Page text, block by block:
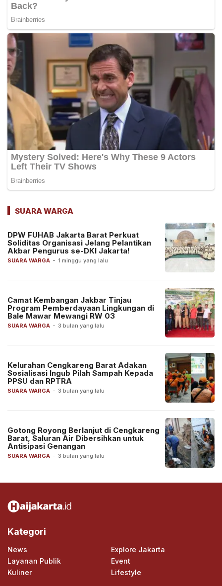
SUARA WARGA
SUARA WARGA - 1 minggu yang lalu
DPW FUHAB Jakarta Barat Perkuat
Soliditas Organisasi Jelang Pelantikan
Akbar Pengurus se-DKI Jakarta!
SUARA WARGA - 3 bulan yang lalu
Camat Kembangan Jakbar Tinjau
Program Pemberdayaan Lingkungan di
Bale Mawar Mewangi RW 03
SUARA WARGA - 3 bulan yang lalu
Kelurahan Cengkareng Barat Adakan
Sosialisasi Ingub Pilah Sampah Kepada
PPSU dan RPTRA
SUARA WARGA - 3 bulan yang lalu
Gotong Royong Berlanjut di Cengkareng
Barat, Saluran Air Dibersihkan untuk
Antisipasi Genangan
Kategori
News
Explore Jakarta
Layanan Publik
Event
Kuliner
Lifestyle